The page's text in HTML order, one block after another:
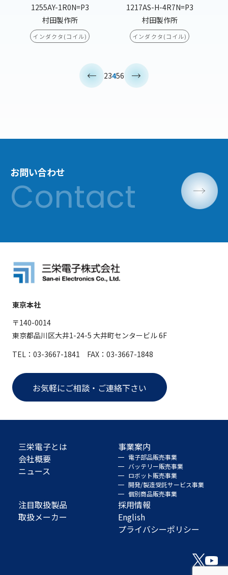
1255AY-1R0N=P3
村田製作所
インダクタ(コイル)
1217AS-H-4R7N=P3
村田製作所
インダクタ(コイル)
23456
お問い合わせ
東京本社
〒140-0014
東京都品川区大井1-24-5 大井町センタービル 6F
TEL：03-3667-1841 FAX：03-3667-1848
お気軽にご相談・ご連絡下さい
三栄電子とは
会社概要
ニュース
事業案内
電子部品販売事業
バッテリー販売事業
ロボット販売事業
開発/製造受託サービス事業
個別商品販売事業
注目取扱製品
取扱メーカー
採用情報
English
プライバシーポリシー